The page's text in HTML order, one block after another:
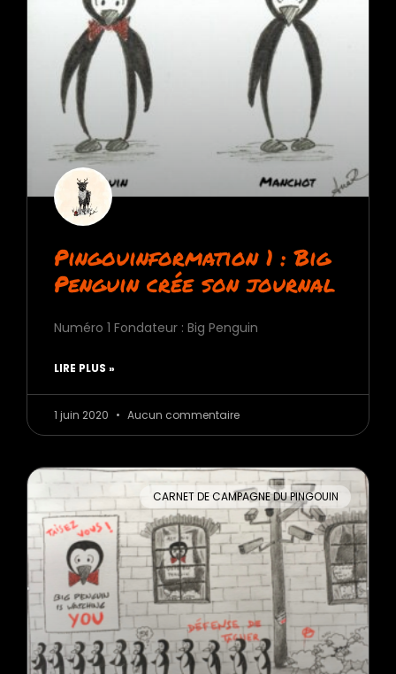
Pingouinformation 1 : Big
Penguin crée son journal
Numéro 1 Fondateur : Big Penguin
LIRE PLUS »
1 juin 2020 Aucun commentaire
CARNET DE CAMPAGNE DU PINGOUIN